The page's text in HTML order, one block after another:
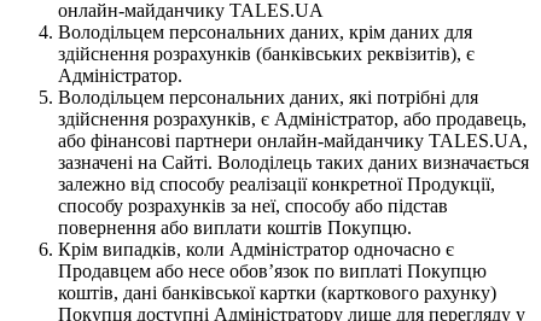
онлайн-майданчику TALES.UA
Володільцем персональних даних, крім даних для
здійснення розрахунків (банківських реквізитів), є
Адміністратор.
Володільцем персональних даних, які потрібні для
здійснення розрахунків, є Адміністратор, або продавець,
або фінансові партнери онлайн-майданчику TALES.UA,
зазначені на Сайті. Володілець таких даних визначається
залежно від способу реалізації конкретної Продукції,
способу розрахунків за неї, способу або підстав
повернення або виплати коштів Покупцю.
Крім випадків, коли Адміністратор одночасно є
Продавцем або несе обов’язок по виплаті Покупцю
коштів, дані банківської картки (карткового рахунку)
Покупця доступні Адміністратору лише для перегляду у